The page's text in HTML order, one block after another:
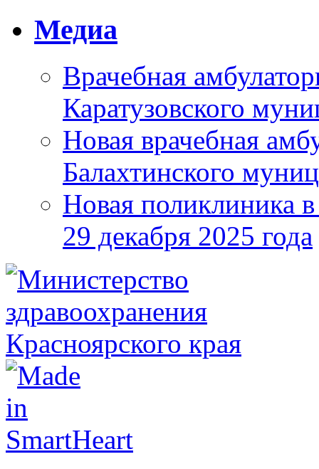
Медиа
Врачебная
Каратузовского
Новая врачебная
Балахтинского
Новая поликлиника
29 декабря 2025 года